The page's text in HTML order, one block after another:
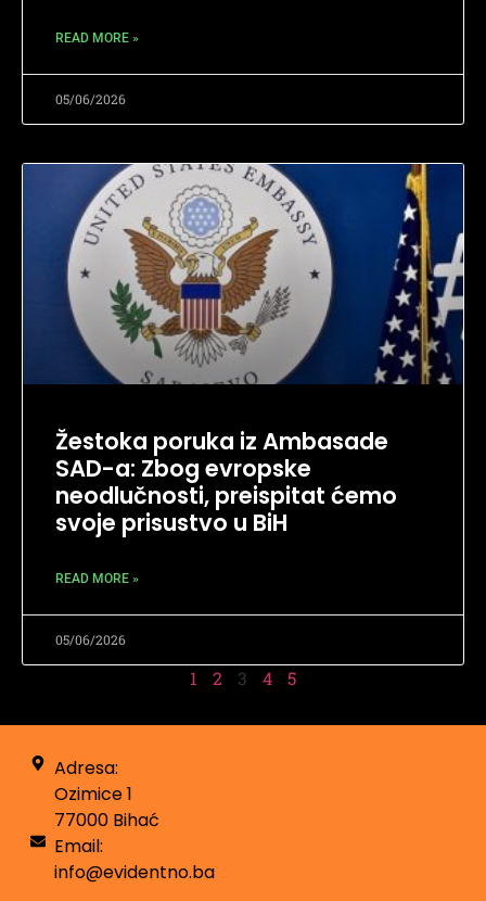
READ MORE »
05/06/2026
Žestoka poruka iz Ambasade
SAD-a: Zbog evropske
neodlučnosti, preispitat ćemo
svoje prisustvo u BiH
READ MORE »
05/06/2026
1 2 3 4 5
Adresa:
Ozimice 1
77000 Bihać
Email:
info@evidentno.ba